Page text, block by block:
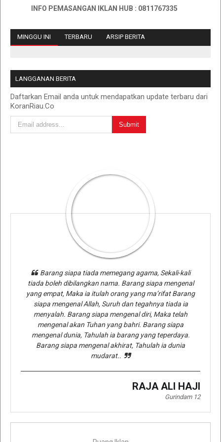
INFO PEMASANGAN IKLAN HUB : 0811767335
MINGGU INI TERBARU ARSIP BERITA
LANGGANAN BERITA
Daftarkan Email anda untuk mendapatkan update terbaru dari
KoranRiau.Co
Barang siapa tiada memegang agama, Sekali-kali
tiada boleh dibilangkan nama. Barang siapa mengenal
yang empat, Maka ia itulah orang yang ma’rifat Barang
siapa mengenal Allah, Suruh dan tegahnya tiada ia
menyalah. Barang siapa mengenal diri, Maka telah
mengenal akan Tuhan yang bahri. Barang siapa
mengenal dunia, Tahulah ia barang yang teperdaya.
Barang siapa mengenal akhirat, Tahulah ia dunia
mudarat..
RAJA ALI HAJI
Gurindam 12